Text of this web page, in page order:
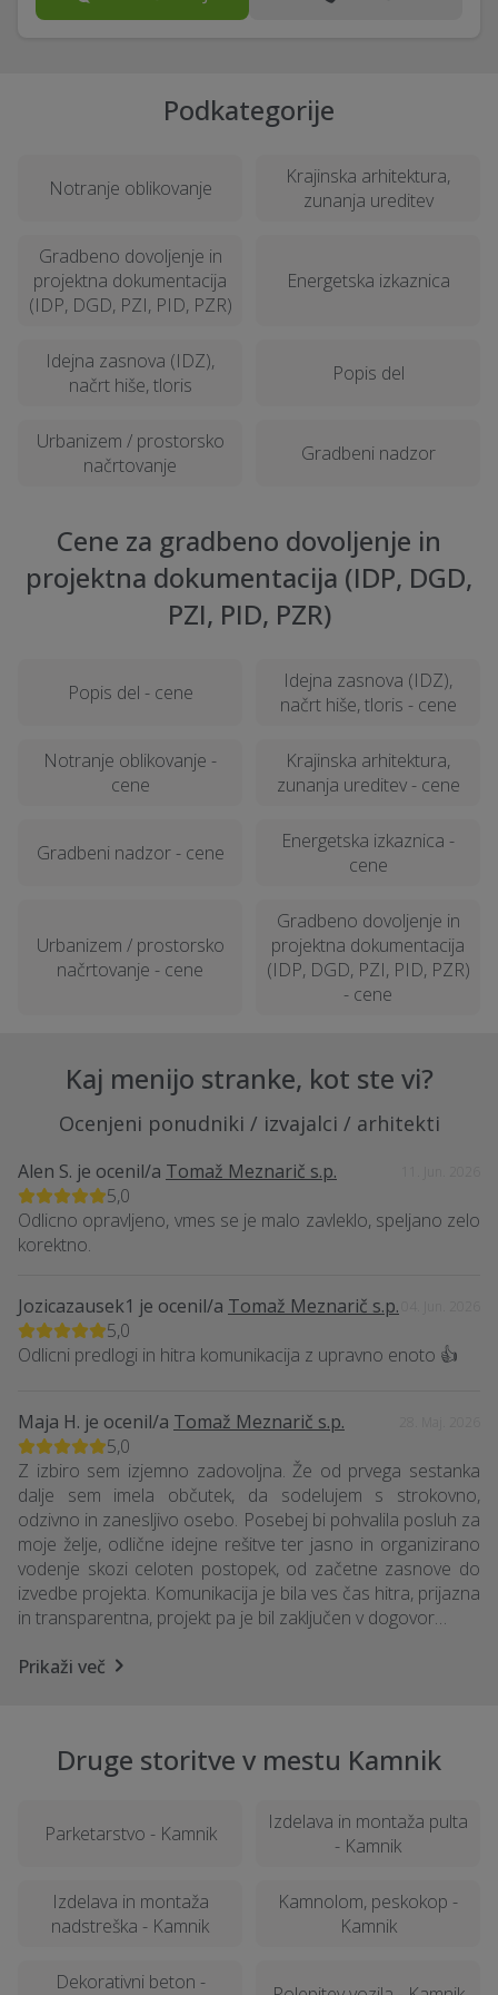
Podkategorije
Notranje oblikovanje
Krajinska arhitektura,
zunanja ureditev
Gradbeno dovoljenje in
projektna dokumentacija
(IDP, DGD, PZI, PID, PZR)
Energetska izkaznica
Idejna zasnova (IDZ),
načrt hiše, tloris
Popis del
Urbanizem / prostorsko
načrtovanje
Gradbeni nadzor
Cene za gradbeno dovoljenje in
projektna dokumentacija (IDP, DGD,
PZI, PID, PZR)
Popis del - cene
Idejna zasnova (IDZ),
načrt hiše, tloris - cene
Notranje oblikovanje -
cene
Krajinska arhitektura,
zunanja ureditev - cene
Gradbeni nadzor - cene
Energetska izkaznica -
cene
Urbanizem / prostorsko
načrtovanje - cene
Gradbeno dovoljenje in
projektna dokumentacija
(IDP, DGD, PZI, PID, PZR)
- cene
Kaj menijo stranke, kot ste vi?
Ocenjeni ponudniki / izvajalci / arhitekti
Alen S. je ocenil/a Tomaž Meznarič s.p.
5,0
Odlicno opravljeno, vmes se je malo zavleklo, speljano zelo
korektno.
Jozicazausek1 je ocenil/a Tomaž Meznarič s.p.
5,0
Odlicni predlogi in hitra komunikacija z upravno enoto 👍
Maja H. je ocenil/a Tomaž Meznarič s.p.
5,0
Z izbiro sem izjemno zadovoljna. Že od prvega sestanka
dalje sem imela občutek, da sodelujem s strokovno,
odzivno in zanesljivo osebo. Posebej bi pohvalila posluh za
moje želje, odlične idejne rešitve ter jasno in organizirano
vodenje skozi celoten postopek, od začetne zasnove do
izvedbe projekta. Komunikacija je bila ves čas hitra, prijazna
in transparentna, projekt pa je bil zaključen v dogovor…
Prikaži več
Druge storitve v mestu Kamnik
Parketarstvo - Kamnik
Izdelava in montaža pulta
- Kamnik
Izdelava in montaža
nadstreška - Kamnik
Kamnolom, peskokop -
Kamnik
Dekorativni beton -